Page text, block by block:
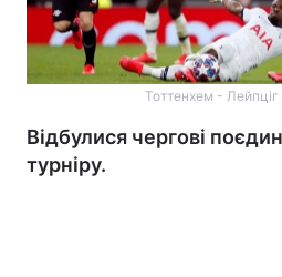
Тоттенхем - Лейпціг
Відбулися чергові
турніру.